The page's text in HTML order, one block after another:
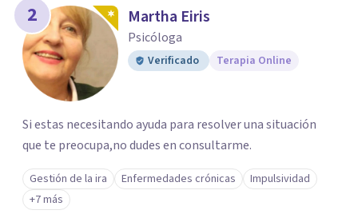
2 Martha Eiris
Psicóloga
Verificado Terapia Online
Si estas necesitando ayuda para resolver una situación
que te preocupa,no dudes en consultarme.
Gestión de la ira Enfermedades crónicas
Impulsividad
+7 más